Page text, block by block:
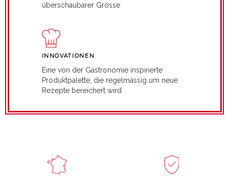
überschaubarer Grösse
INNOVATIONEN
Eine von der Gastronomie inspirierte
Produktpalette, die regelmässig um neue
Rezepte bereichert wird